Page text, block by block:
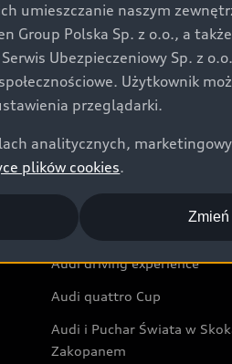
Świat Audi
Aktualności i historie
Audi Nuvolari
Audi Sport Festiwal
Audi i Muzeum Sztuki
Audi driving experience
Audi quattro Cup
Audi i Puchar Świata w
Zakopanem
umieszczanie naszym
Group Polska Sp. z o.o., a
Ubezpieczeniowy Sp. z
Użytkownik
przeglądarki.
analitycznych,
plików cookies.